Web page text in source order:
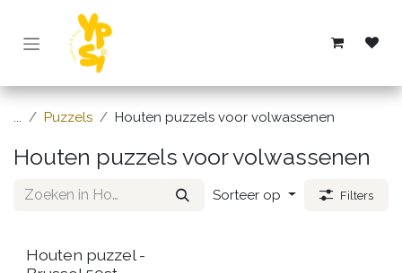
Overslaan naar inhoud
... Puzzels Houten puzzels voor volwassenen
Houten puzzels voor volwassenen
Sorteer op Filters
Houten puzzel -